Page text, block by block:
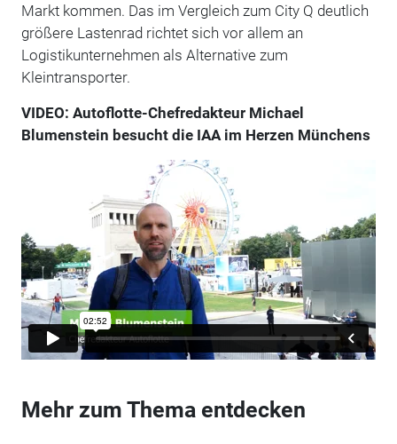
Markt kommen. Das im Vergleich zum City Q deutlich
größere Lastenrad richtet sich vor allem an
Logistikunternehmen als Alternative zum
Kleintransporter.
VIDEO: Autoflotte-Chefredakteur Michael
Blumenstein besucht die IAA im Herzen Münchens
Mehr zum Thema entdecken